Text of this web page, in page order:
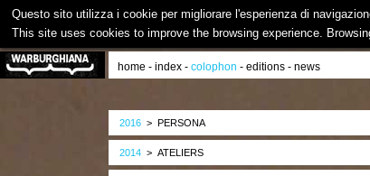
Questo sito utilizza i cookie per migliorare l'esperienza di
This site uses cookies to improve the browsing experience.
home - index - colophon - editions - news
2016 > PERSONA
2014 > ATELIERS